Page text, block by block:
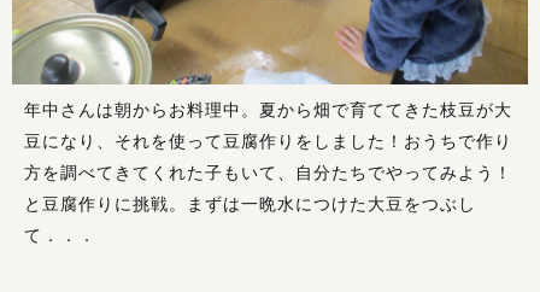
年中さんは朝からお料理中。夏から畑で育ててきた枝豆が大
豆になり、それを使って豆腐作りをしました！おうちで作り
方を調べてきてくれた子もいて、自分たちでやってみよう！
と豆腐作りに挑戦。まずは一晩水につけた大豆をつぶし
て．．．